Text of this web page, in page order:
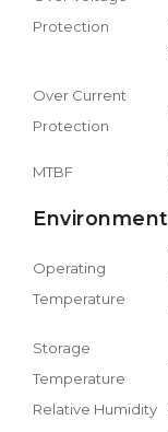
Protection
Over Current
Protection
MTBF
Environment
Operating
Temperature
Storage
Temperature
Relative Humidity